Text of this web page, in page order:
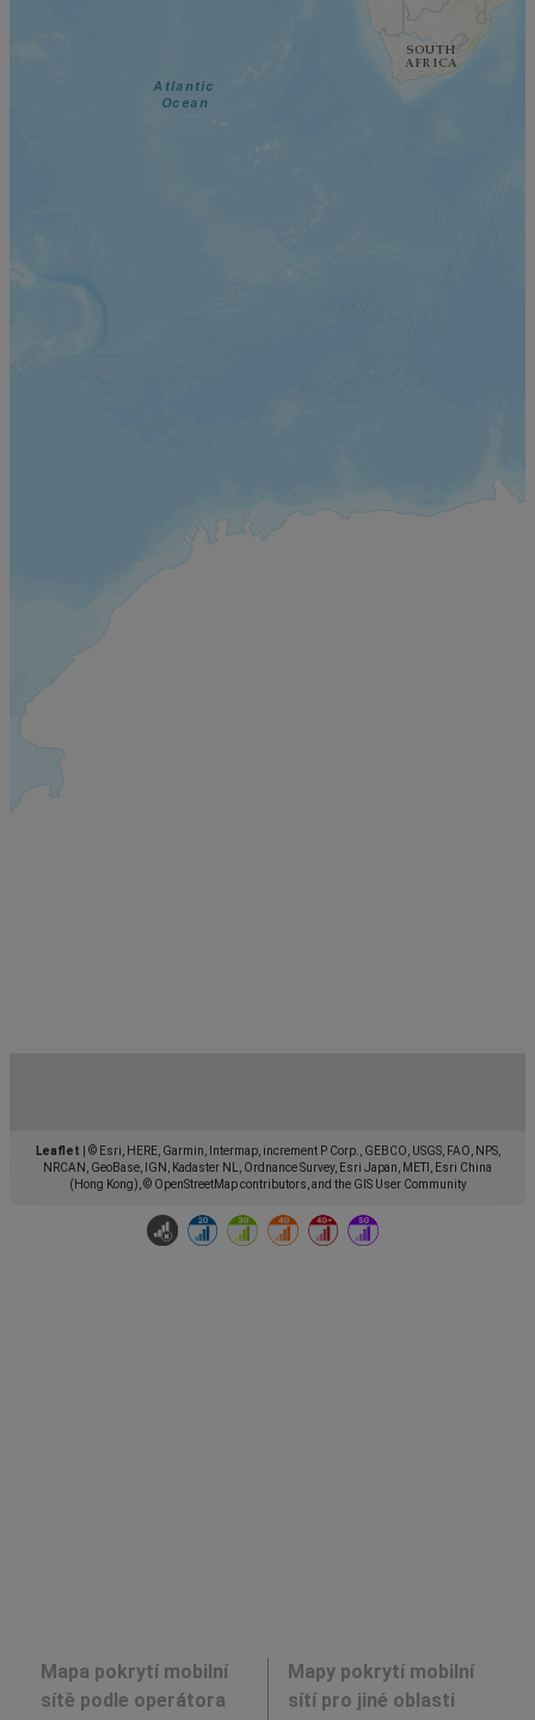
Leaflet
© Esri, HERE, Garmin, Intermap, increment P Corp., GEBCO, USGS, FAO, NPS,
NRCAN, GeoBase, IGN, Kadaster NL, Ordnance Survey, Esri Japan, METI, Esri China
(Hong Kong), © OpenStreetMap contributors, and the GIS User Community
Mapa pokrytí mobilní
sítě podle operátora
Mapy pokrytí mobilní
sítí pro jiné oblasti